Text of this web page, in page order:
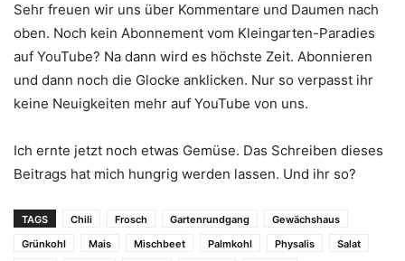
Sehr freuen wir uns über Kommentare und Daumen nach
oben. Noch kein Abonnement vom Kleingarten-Paradies
auf YouTube? Na dann wird es höchste Zeit. Abonnieren
und dann noch die Glocke anklicken. Nur so verpasst ihr
keine Neuigkeiten mehr auf YouTube von uns.
Ich ernte jetzt noch etwas Gemüse. Das Schreiben dieses
Beitrags hat mich hungrig werden lassen. Und ihr so?
TAGS Chili Frosch Gartenrundgang
Gewächshaus
Grünkohl
Mais Mischbeet Palmkohl Physalis
Salat